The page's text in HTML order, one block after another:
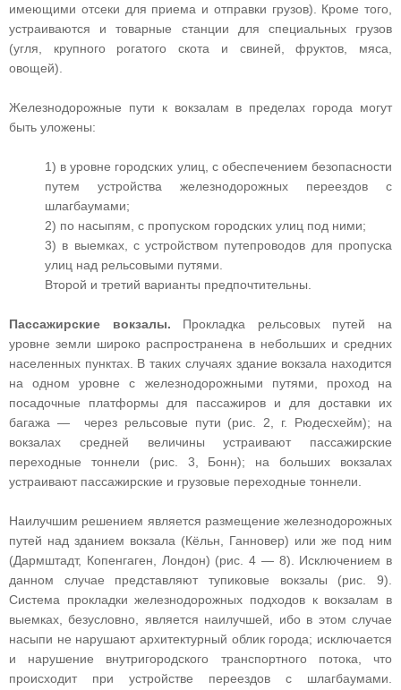
имеющими отсеки для приема и отправки грузов). Кроме того,
устраиваются и товарные станции для специальных грузов
(угля, крупного рогатого скота и свиней, фруктов, мяса,
овощей).
Железнодорожные пути к вокзалам в пределах города могут
быть уложены:
1) в уровне городских улиц, с обеспечением безопасности
путем устройства железнодорожных переездов с
шлагбаумами;
2) по насыпям, с пропуском городских улиц под ними;
3) в выемках, с устройством путепроводов для пропуска
улиц над рельсовыми путями.
Второй и третий варианты предпочтительны.
Пассажирские вокзалы. Прокладка рельсовых путей на
уровне земли широко распространена в небольших и средних
населенных пунктах. В таких случаях здание вокзала находится
на одном уровне с железнодорожными путями, проход на
посадочные платформы для пассажиров и для доставки их
багажа — через рельсовые пути (рис. 2, г. Рюдесхейм); на
вокзалах средней величины устраивают пассажирские
переходные тоннели (рис. 3, Бонн); на больших вокзалах
устраивают пассажирские и грузовые переходные тоннели.
Наилучшим решением является размещение железнодорожных
путей над зданием вокзала (Кёльн, Ганновер) или же под ним
(Дармштадт, Копенгаген, Лондон) (рис. 4 — 8). Исключением в
данном случае представляют тупиковые вокзалы (рис. 9).
Система прокладки железнодорожных подходов к вокзалам в
выемках, безусловно, является наилучшей, ибо в этом случае
насыпи не нарушают архитектурный облик города; исключается
и нарушение внутригородского транспортного потока, что
происходит при устройстве переездов с шлагбаумами.